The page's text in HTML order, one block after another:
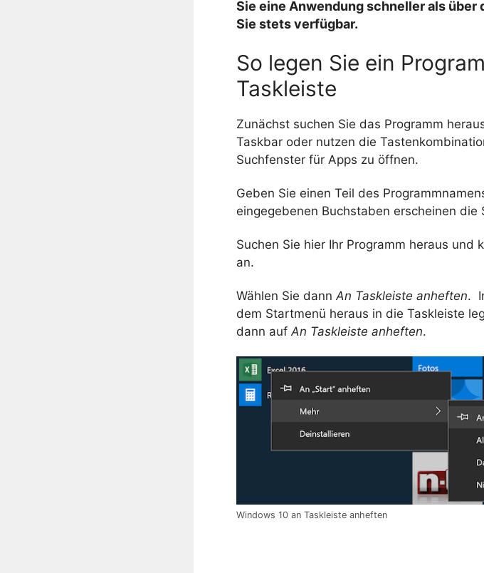
Sie eine Anwendung schneller als über
Sie stets verfügbar.
So legen Sie ein
Taskleiste
Zunächst suchen Sie das Programm
Taskbar oder nutzen die
Suchfenster für Apps zu öffnen.
Geben Sie einen Teil des
eingegebenen Buchstaben erscheinen die
Suchen Sie hier Ihr Programm heraus
an.
Wählen Sie dann An Taskleiste anheften.
dem Startmenü heraus in die Taskleiste
dann auf An Taskleiste anheften.
Windows 10 an Taskleiste anheften